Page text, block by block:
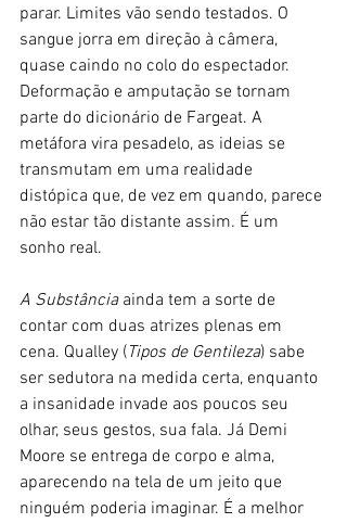
parar. Limites vão sendo testados. O
sangue jorra em direção à câmera,
quase caindo no colo do espectador.
Deformação e amputação se tornam
parte do dicionário de Fargeat. A
metáfora vira pesadelo, as ideias se
transmutam em uma realidade
distópica que, de vez em quando, parece
não estar tão distante assim. É um
sonho real.
A Substância ainda tem a sorte de
contar com duas atrizes plenas em
cena. Qualley (Tipos de Gentileza) sabe
ser sedutora na medida certa, enquanto
a insanidade invade aos poucos seu
olhar, seus gestos, sua fala. Já Demi
Moore se entrega de corpo e alma,
aparecendo na tela de um jeito que
ninguém poderia imaginar. É a melhor